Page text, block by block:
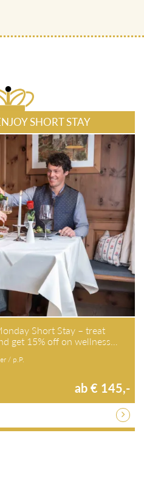
SHORT STAY
Short Stay – treat
get 15% off on wellness…
/ p.P.
ab € 145,-